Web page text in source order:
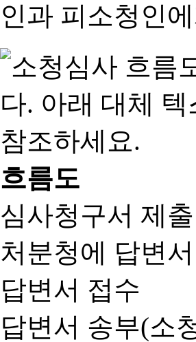
인과 피소청인
흐름도
심사청구서 제출
처분청에 답변
답변서 접수
답변서 송부(소